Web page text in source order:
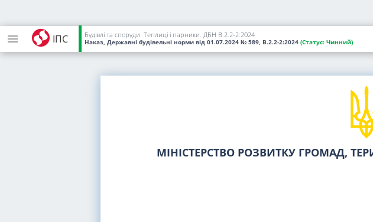
ІПС Будівлі та споруди. Теплиці і парники. ДБН В.2.2-2:2024
Наказ, Державні будівельні норми від 01.07.2024 № 589, В.2.2-2:2024 (Статус: Чинний)
МІНІСТЕРСТВО РОЗВИТКУ ГРОМАД,